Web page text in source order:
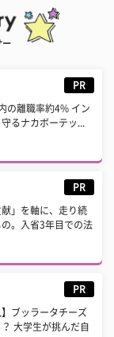
ー
PR
の離職率約4% イン
るナカボーテッ...
PR
献」を軸に、走り続
。入省3年目での法
PR
】ブッラータチーズ
大学生が挑んだ自